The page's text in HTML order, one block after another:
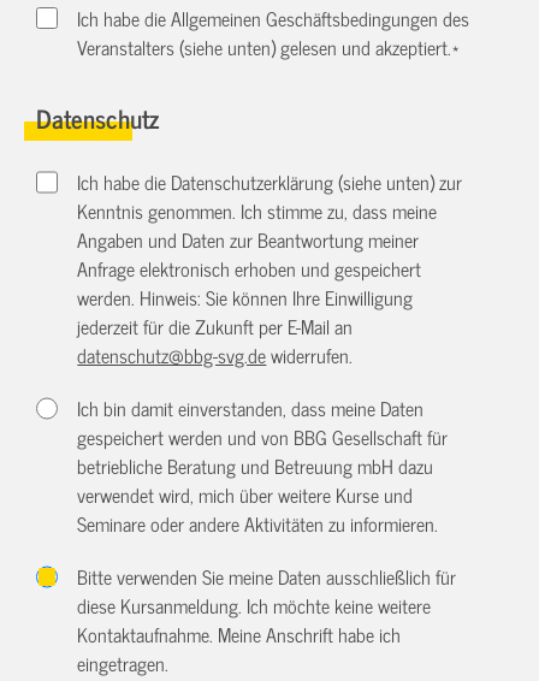
Ich habe die Allgemeinen Geschäftsbedingungen des
Veranstalters (siehe unten) gelesen und akzeptiert.*
Datenschutz
Ich habe die Datenschutzerklärung (siehe unten) zur
Kenntnis genommen. Ich stimme zu, dass meine
Angaben und Daten zur Beantwortung meiner
Anfrage elektronisch erhoben und gespeichert
werden. Hinweis: Sie können Ihre Einwilligung
jederzeit für die Zukunft per E-Mail an
datenschutz@bbg-svg.dewiderrufen.
Ich bin damit einverstanden, dass meine Daten
gespeichert werden und von BBG Gesellschaft für
betriebliche Beratung und Betreuung mbH dazu
verwendet wird, mich über weitere Kurse und
Seminare oder andere Aktivitäten zu informieren.
Bitte verwenden Sie meine Daten ausschließlich für
diese Kursanmeldung. Ich möchte keine weitere
Kontaktaufnahme. Meine Anschrift habe ich
eingetragen.